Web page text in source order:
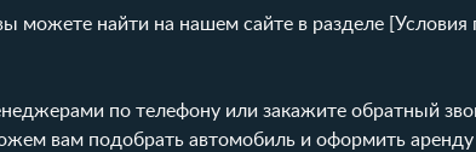
найти на нашем сайте в разделе [Условия
по телефону или закажите обратный
вам подобрать автомобиль и оформить